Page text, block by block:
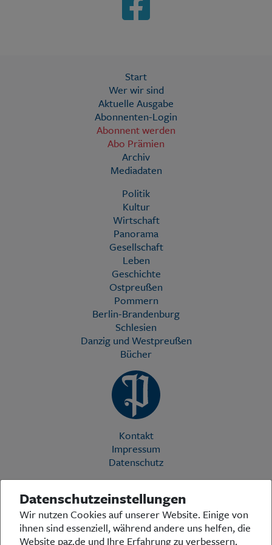
Start
Wer wir sind
Aktuelle Ausgabe
Abonnenten-Login
Abonnent werden
Abo Prämien
Archiv
Mediadaten
Politik
Kultur
Wirtschaft
Panorama
Gesellschaft
Leben
Geschichte
Ostpreußen
Pommern
Berlin-Brandenburg
Schlesien
Danzig und Westpreußen
Bücher
Kontakt
Impressum
Datenschutz
Die Preußische Allgemeine Zeitung (PAZ) ist eine einzigartige Stimme
in der deutschen Medienlandschaft. Woche für Woche berichtet sie
über das aktuelle Zeitgeschehen in Politik, Kultur und Wirtschaft und
bezieht zu den grundlegenden Entwicklungen unserer Gesellschaft
Datenschutzeinstellungen
Wir nutzen Cookies auf unserer Website. Einige von
ihnen sind essenziell, während andere uns helfen, die
Website paz.de und Ihre Erfahrung zu verbessern.